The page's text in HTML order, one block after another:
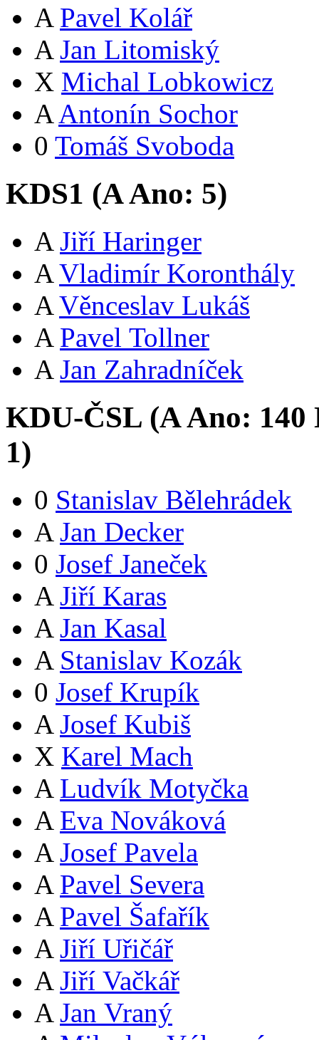
A Pavel Kolář
A Jan Litomiský
X Michal Lobkowicz
A Antonín Sochor
0 Tomáš Svoboda
KDS1 (AAno: 5)
A Jiří Haringer
A Vladimír Koronthály
A Věnceslav Lukáš
A Pavel Tollner
A Jan Zahradníček
KDU-ČSL (AAno: 140
1)
0 Stanislav Bělehrádek
A Jan Decker
0 Josef Janeček
A Jiří Karas
A Jan Kasal
A Stanislav Kozák
0 Josef Krupík
A Josef Kubiš
X Karel Mach
A Ludvík Motyčka
A Eva Nováková
A Josef Pavela
A Pavel Severa
A Pavel Šafařík
A Jiří Uřičář
A Jiří Vačkář
A Jan Vraný